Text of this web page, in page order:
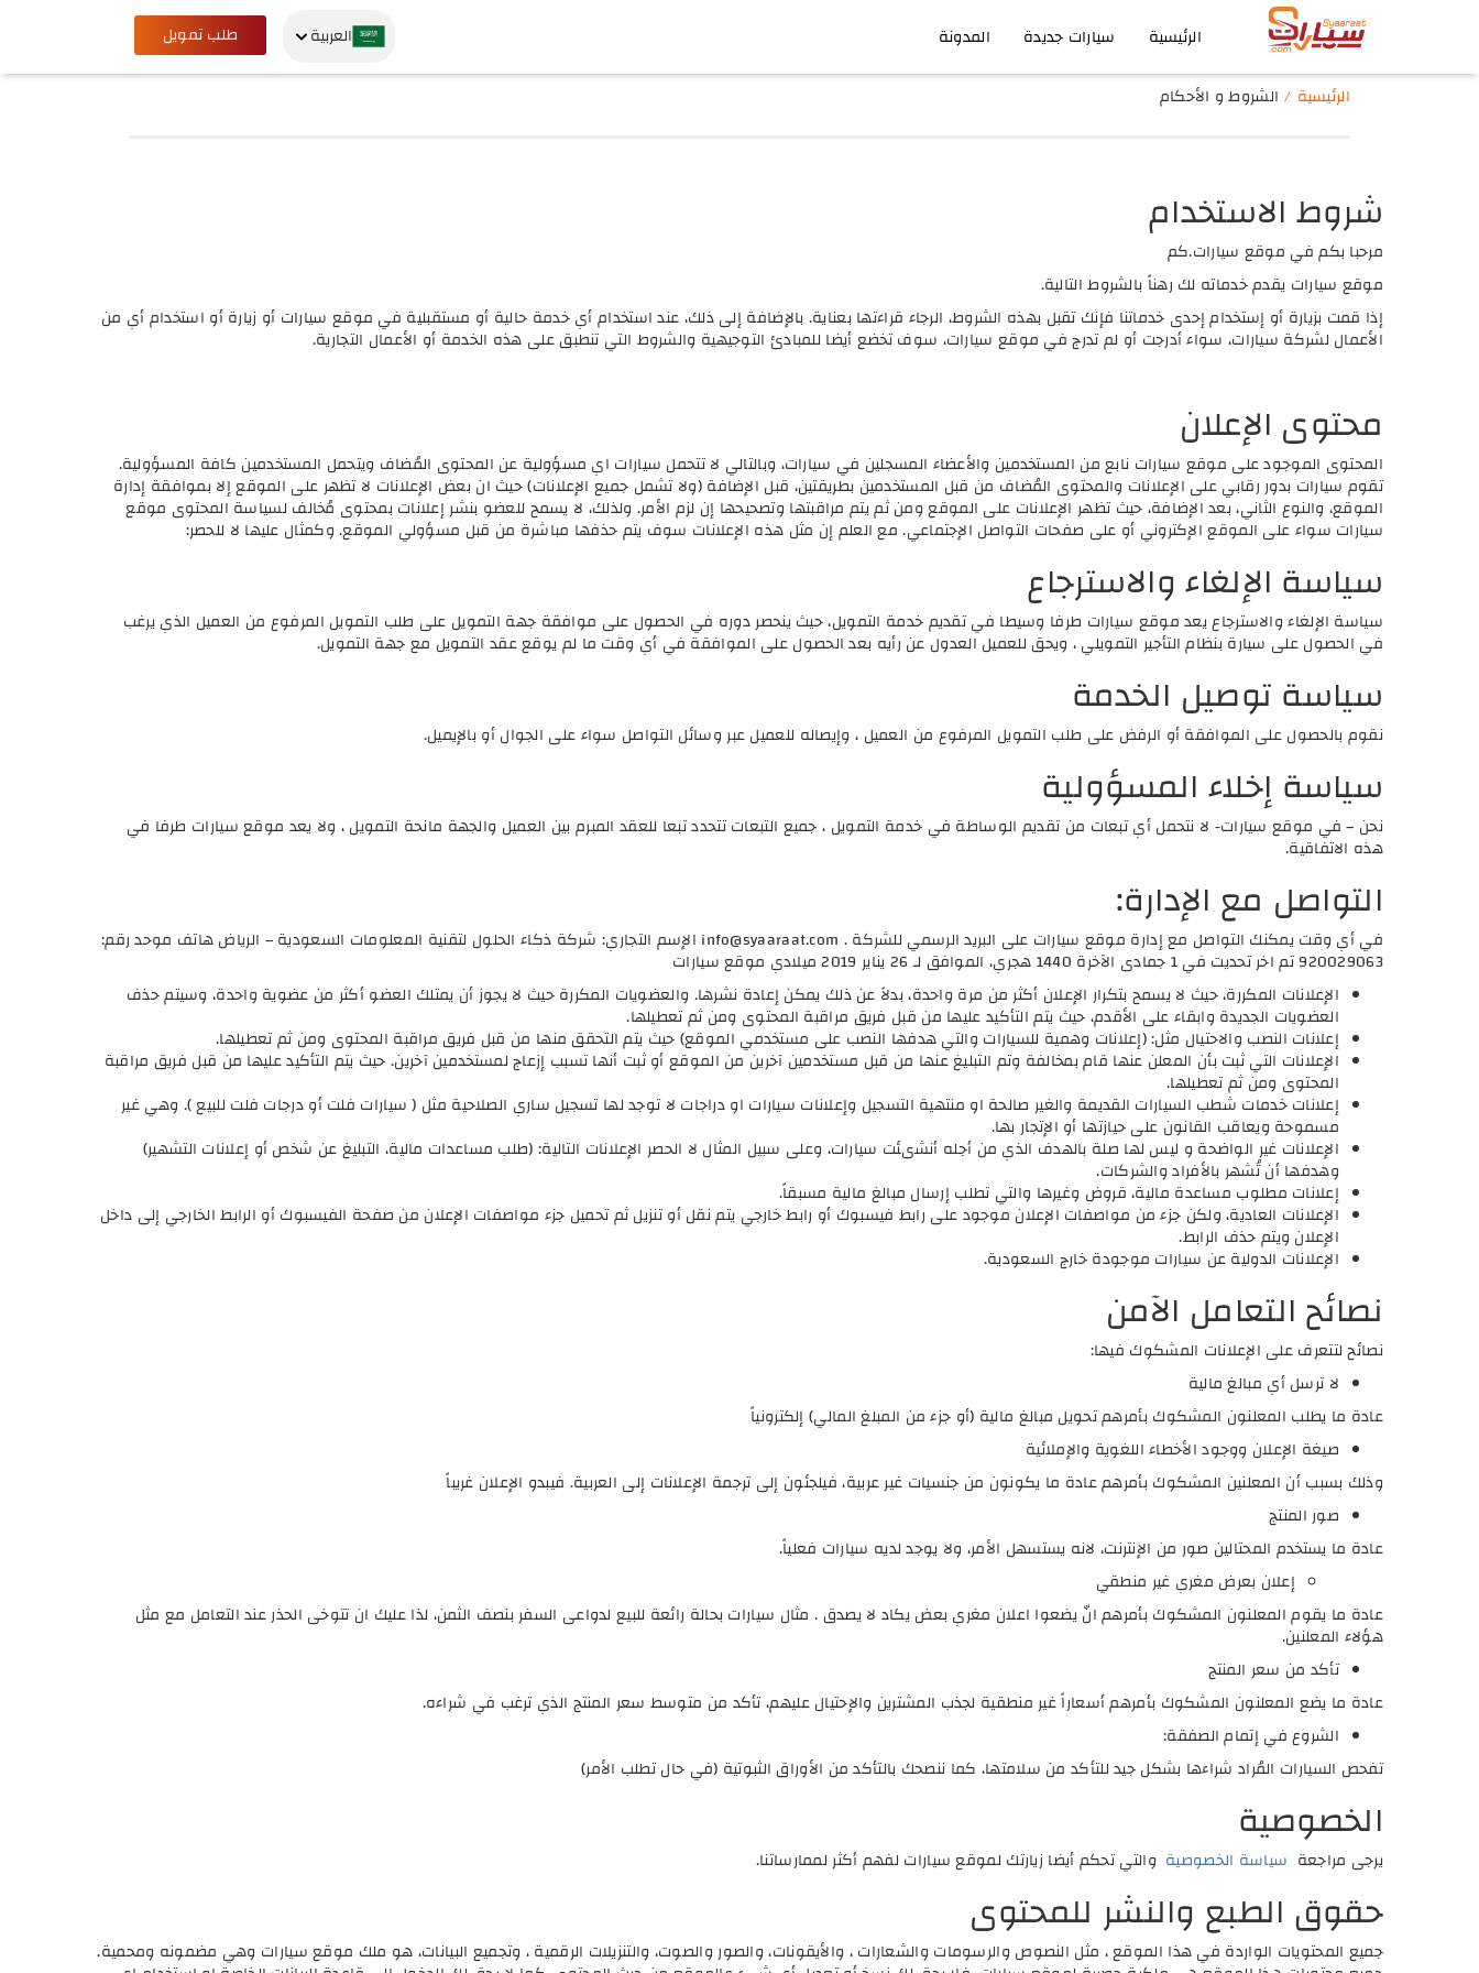
الرئيسية سيارات جديدة المدونة العربية طلب تمويل
الرئيسية الشروط و الأحكام
شروط الاستخدام
مرحبا بكم في موقع سيارات.كم
موقع سيارات يقدم خدماته لك رهناً بالشروط التالية.
إذا قمت بزيارة أو إستخدام إحدى خدماتنا فإنك تقبل بهذه الشروط، الرجاء قراءتها بعناية. بالإضافة إلى ذلك، عند استخدام أي خدمة حالية أو مستقبلية في موقع سيارات أو زيارة أو استخدام أي من
الأعمال لشركة سيارات، سواء أدرجت أو لم تدرج في موقع سيارات، سوف تخضع أيضا للمبادئ التوجيهية والشروط التي تنطبق على هذه الخدمة أو الأعمال التجارية.
محتوى الإعلان
المحتوى الموجود على موقع سيارات نابع من المستخدمين والأعضاء المسجلين في سيارات، وبالتالي لا تتحمل سيارات اي مسؤولية عن المحتوى المُضاف ويتحمل المستخدمين كافة المسؤولية.
تقوم سيارات بدور رقابي على الإعلانات والمحتوى المُضاف من قبل المستخدمين بطريقتين، قبل الإضافة (ولا تشمل جميع الإعلانات) حيث ان بعض الإعلانات لا تظهر على الموقع إلا بموافقة إدارة
الموقع، والنوع الثاني، بعد الإضافة، حيث تظهر الإعلانات على الموقع ومن ثم يتم مراقبتها وتصحيحها إن لزم الأمر. ولذلك، لا يسمح للعضو بنشر إعلانات بمحتوى مُخالف لسياسة المحتوى موقع
سيارات سواء على الموقع الإكتروني أو على صفحات التواصل الإجتماعي. مع العلم إن مثل هذه الإعلانات سوف يتم حذفها مباشرة من قبل مسؤولي الموقع. وكمثال عليها لا للحصر:
سياسة الإلغاء والاسترجاع
سياسة الإلغاء والاسترجاع يعد موقع سيارات طرفا وسيطا في تقديم خدمة التمويل، حيث ينحصر دوره في الحصول على موافقة جهة التمويل على طلب التمويل المرفوع من العميل الذي يرغب
في الحصول على سيارة بنظام التأجير التمويلي ، ويحق للعميل العدول عن رأيه بعد الحصول على الموافقة في أي وقت ما لم يوقع عقد التمويل مع جهة التمويل.
سياسة توصيل الخدمة
نقوم بالحصول على الموافقة أو الرفض على طلب التمويل المرفوع من العميل ، وإيصاله للعميل عبر وسائل التواصل سواء على الجوال أو بالإيميل.
سياسة إخلاء المسؤولية
نحن – في موقع سيارات- لا نتحمل أي تبعات من تقديم الوساطة في خدمة التمويل ، جميع التبعات تتحدد تبعا للعقد المبرم بين العميل والجهة مانحة التمويل ، ولا يعد موقع سيارات طرفا في
هذه الاتفاقية.
التواصل مع الإدارة:
في أي وقت يمكنك التواصل مع إدارة موقع سيارات على البريد الرسمي للشركة . info@syaaraat.com الإسم التجاري: شركة ذكاء الحلول لتقنية المعلومات السعودية – الرياض هاتف موحد رقم:
920029063 تم اخر تحديت في 1 جمادى الآخرة 1440 هجري، الموافق لـ 26 يناير 2019 ميلادي موقع سيارات
الإعلانات المكررة، حيث لا يسمح بتكرار الإعلان أكثر من مرة واحدة، بدلاً عن ذلك يمكن إعادة نشرها. والعضويات المكررة حيث لا يجوز أن يمتلك العضو أكثر من عضوية واحدة، وسيتم حذف
العضويات الجديدة وابقاء على الأقدم، حيث يتم التأكيد عليها من قبل فريق مراقبة المحتوى ومن ثم تعطيلها.
إعلانات النصب والاحتيال مثل: (إعلانات وهمية للسيارات والتي هدفها النصب على مستخدمي الموقع) حيث يتم التحقق منها من قبل فريق مراقبة المحتوى ومن ثم تعطيلها.
الإعلانات التي ثبت بأن المعلن عنها قام بمخالفة وتم التبليغ عنها من قبل مستخدمين آخرين من الموقع أو ثبت أنها تسبب إزعاج لمستخدمين آخرين. حيث يتم التأكيد عليها من قبل فريق مراقبة
المحتوى ومن ثم تعطيلها.
إعلانات خدمات شطب السيارات القديمة والغير صالحة او منتهية التسجيل وإعلانات سيارات او دراجات لا توجد لها تسجيل ساري الصلاحية مثل ( سيارات فلت أو درجات فلت للبيع ). وهي غير
مسموحة ويعاقب القانون على حيازتها أو الإتجار بها.
الإعلانات غير الواضحة و ليس لها صلة بالهدف الذي من أجله أنشىئت سيارات، وعلى سبيل المثال لا الحصر الإعلانات التالية: (طلب مساعدات مالية، التبليغ عن شخص أو إعلانات التشهير)
وهدفها أن تُشهر بالأفراد والشركات.
إعلانات مطلوب مساعدة مالية، قروض وغيرها والتي تطلب إرسال مبالغ مالية مسبقاً.
الإعلانات العادية، ولكن جزء من مواصفات الإعلان موجود على رابط فيسبوك أو رابط خارجي يتم نقل أو تنزيل ثم تحميل جزء مواصفات الإعلان من صفحة الفيسبوك أو الرابط الخارجي إلى داخل
الإعلان ويتم حذف الرابط.
الإعلانات الدولية عن سيارات موجودة خارج السعودية.
نصائح التعامل الآمن
نصائح لتتعرف على الإعلانات المشكوك فيها:
لا ترسل أي مبالغ مالية
عادة ما يطلب المعلنون المشكوك بأمرهم تحويل مبالغ مالية (أو جزء من المبلغ المالي) إلكترونياً
صيغة الإعلان ووجود الأخطاء اللغوية والإملائية
وذلك بسبب أن المعلنين المشكوك بأمرهم عادة ما يكونون من جنسيات غير عربية، فيلجئون إلى ترجمة الإعلانات إلى العربية. فيبدو الإعلان غريباً
صور المنتج
عادة ما يستخدم المحتالين صور من الإنترنت، لانه يستسهل الأمر، ولا يوجد لديه سيارات فعلياً.
إعلان بعرض مغري غير منطقي
عادة ما يقوم المعلنون المشكوك بأمرهم انّ يضعوا اعلان مغري بعض يكاد لا يصدق . مثال سيارات بحالة رائعة للبيع لدواعى السفر بنصف الثمن، لذا عليك ان تتوخى الحذر عند التعامل مع مثل
هؤلاء المعلنين.
تأكد من سعر المنتج
عادة ما يضع المعلنون المشكوك بأمرهم أسعاراً غير منطقية لجذب المشترين والإحتيال عليهم، تأكد من متوسط سعر المنتج الذي ترغب في شراءه.
الشروع في إتمام الصفقة:
تفحص السيارات المُراد شراءها بشكل جيد للتأكد من سلامتها، كما ننصحك بالتأكد من الأوراق الثبوتية (في حال تطلب الأمر)
الخصوصية
يرجى مراجعة سياسة الخصوصية والتي تحكم أيضا زيارتك لموقع سيارات لفهم أكثر لممارساتنا.
حقوق الطبع والنشر للمحتوى
جميع المحتويات الواردة في هذا الموقع ، مثل النصوص والرسومات والشعارات ، والأيقونات، والصور والصوت، والتنزيلات الرقمية ، وتجميع البيانات، هو ملك موقع سيارات وهي مضمونه ومحمية.